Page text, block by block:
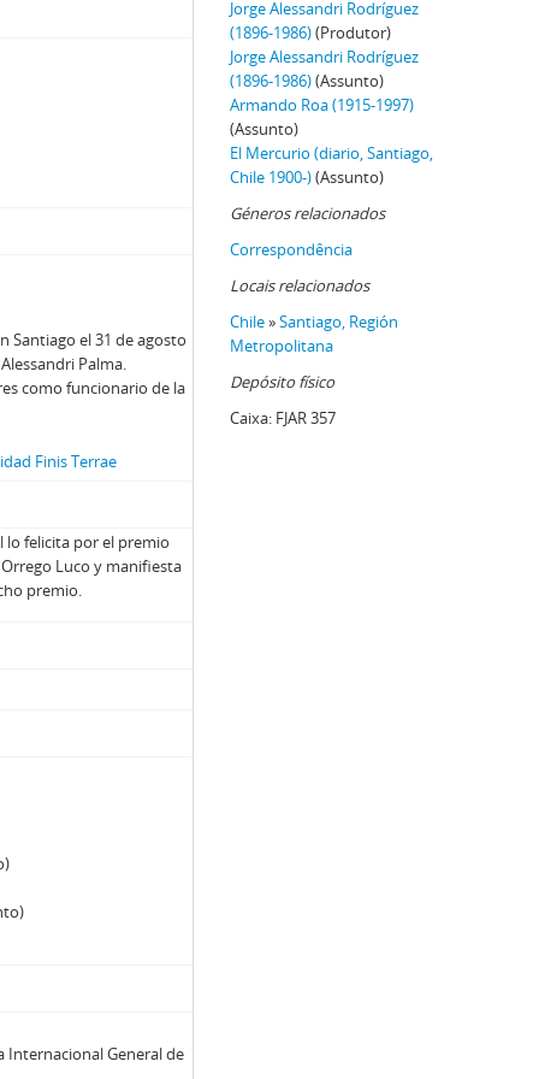
Alessandri
Henriquez
a Jorge Alessandri
a Jorge Alessandri
de Agricultura
Müller Puelma
situación en Paillihue
presidencial y respaldo al Centro Social y Cultural Jorge Prat Echaurren
Santiago el 31 de agosto
Palma.
como funcionario de la
Finis Terrae
lo felicita por el premio
Luco y manifiesta
premio.
Internacional General de
Jorge Alessandri Rodríguez
(1896-1986)(Produtor)
Jorge Alessandri Rodríguez
(1896-1986)(Assunto)
Armando Roa (1915-1997)
(Assunto)
El Mercurio (diario, Santiago,
Chile 1900-)(Assunto)
Géneros relacionados
Correspondência
Locais relacionados
Chile»Santiago, Región
Metropolitana
Depósito físico
Caixa: FJAR 357